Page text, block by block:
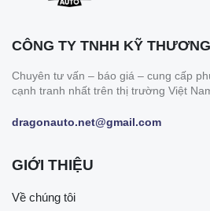
CÔNG TY TNHH KỸ
Chuyên tư vấn – báo giá – cung cấp
cạnh tranh nhất trên thị trường Việt
dragonauto.net@gmail.com
GIỚI THIỆU
Về chúng tôi